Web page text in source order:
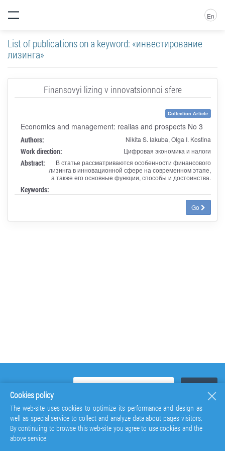
En
List of publications on a keyword: «инвестирование
лизинга»
Finansovyi lizing v innovatsionnoi sfere
Collection Article
Economics and management: realias and prospects No 3
Authors: Nikita S. Iakuba, Olga I. Kostina
Work direction: Цифровая экономика и налоги
Abstract:
В статье рассматриваются особенности финансового
лизинга в инновационной сфере на современном этапе,
а также его основные функции, способы и достоинства.
Keywords:
Go
Cookies policy
The web-site uses cookies to optimize its performance and design as
well as special service to collect and analyze data about pages visitors.
By continuing to browse this web-site you agree to use cookies and the
above service.